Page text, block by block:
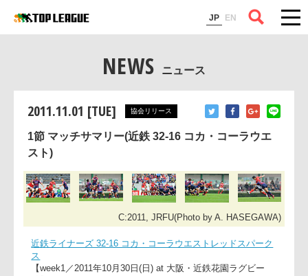
JP EN
コラム
NEWS ニュース
2011.11.01 [TUE] 協会リリース
1節 マッチサマリー(近鉄 32-16 コカ・コーラウエ
スト)
C:2011, JRFU(Photo by A.
近鉄ライナーズ 32-16 コカ・コーラウエストレッドスパーク